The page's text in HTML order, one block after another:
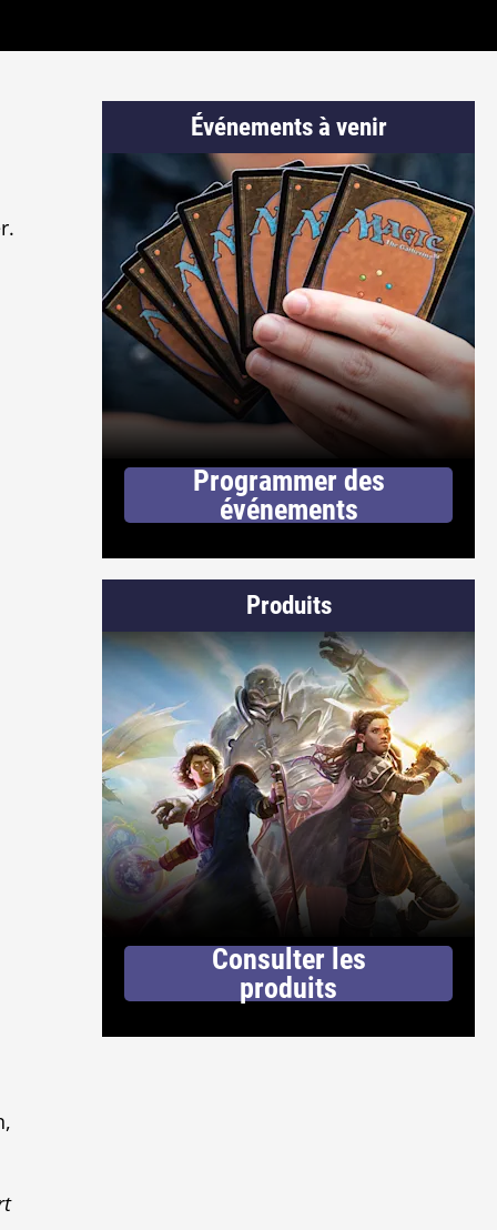
Événements à venir
Programmer des
événements
Produits
Consulter les
produits